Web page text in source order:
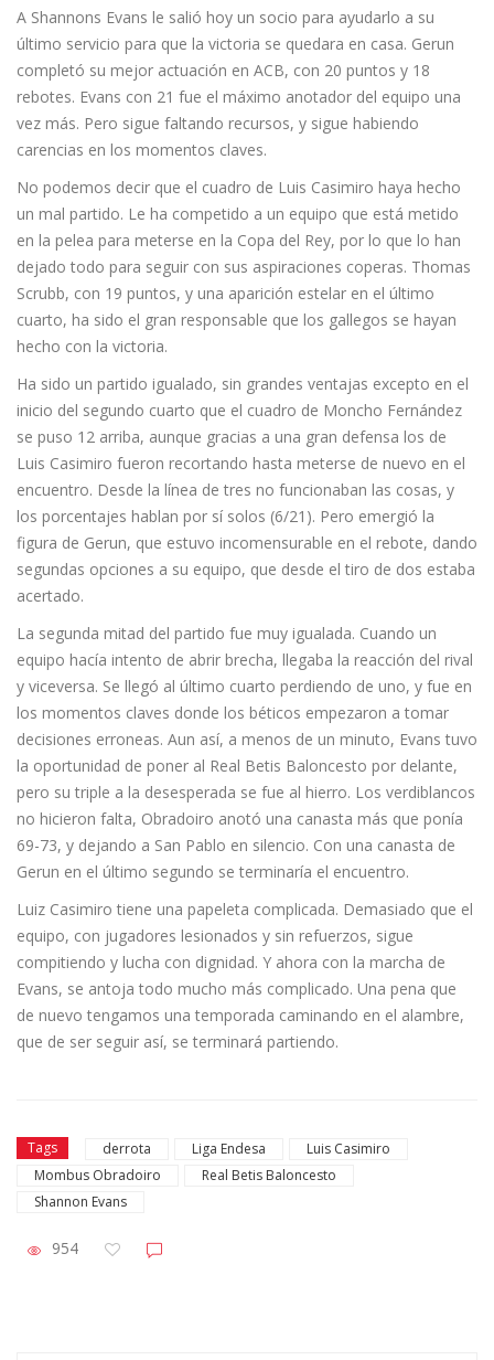
A Shannons Evans le salió hoy un socio para ayudarlo a su
último servicio para que la victoria se quedara en casa. Gerun
completó su mejor actuación en ACB, con 20 puntos y 18
rebotes. Evans con 21 fue el máximo anotador del equipo una
vez más. Pero sigue faltando recursos, y sigue habiendo
carencias en los momentos claves.
No podemos decir que el cuadro de Luis Casimiro haya hecho
un mal partido. Le ha competido a un equipo que está metido
en la pelea para meterse en la Copa del Rey, por lo que lo han
dejado todo para seguir con sus aspiraciones coperas. Thomas
Scrubb, con 19 puntos, y una aparición estelar en el último
cuarto, ha sido el gran responsable que los gallegos se hayan
hecho con la victoria.
Ha sido un partido igualado, sin grandes ventajas excepto en el
inicio del segundo cuarto que el cuadro de Moncho Fernández
se puso 12 arriba, aunque gracias a una gran defensa los de
Luis Casimiro fueron recortando hasta meterse de nuevo en el
encuentro. Desde la línea de tres no funcionaban las cosas, y
los porcentajes hablan por sí solos (6/21). Pero emergió la
figura de Gerun, que estuvo incomensurable en el rebote, dando
segundas opciones a su equipo, que desde el tiro de dos estaba
acertado.
La segunda mitad del partido fue muy igualada. Cuando un
equipo hacía intento de abrir brecha, llegaba la reacción del rival
y viceversa. Se llegó al último cuarto perdiendo de uno, y fue en
los momentos claves donde los béticos empezaron a tomar
decisiones erroneas. Aun así, a menos de un minuto, Evans tuvo
la oportunidad de poner al Real Betis Baloncesto por delante,
pero su triple a la desesperada se fue al hierro. Los verdiblancos
no hicieron falta, Obradoiro anotó una canasta más que ponía
69-73, y dejando a San Pablo en silencio. Con una canasta de
Gerun en el último segundo se terminaría el encuentro.
Luiz Casimiro tiene una papeleta complicada. Demasiado que el
equipo, con jugadores lesionados y sin refuerzos, sigue
compitiendo y lucha con dignidad. Y ahora con la marcha de
Evans, se antoja todo mucho más complicado. Una pena que
de nuevo tengamos una temporada caminando en el alambre,
que de ser seguir así, se terminará partiendo.
Tags derrota Liga Endesa
Luis Casimiro
Mombus Obradoiro
Real Betis Baloncesto
Shannon Evans
954